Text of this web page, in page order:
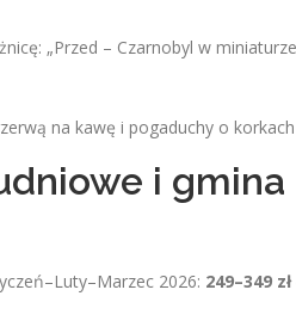
„Przed – Czarnobyl w
na kawę i pogaduchy o
i
2026: 249–349 zł